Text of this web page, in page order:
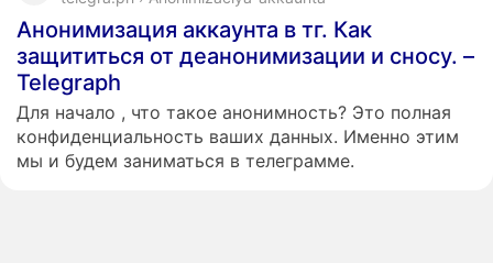
Анонимизация аккаунта в тг. Как
защититься от деанонимизации и сносу. –
Telegraph
Для начало , что такое анонимность? Это полная
конфиденциальность ваших данных. Именно этим
мы и будем заниматься в телеграмме.